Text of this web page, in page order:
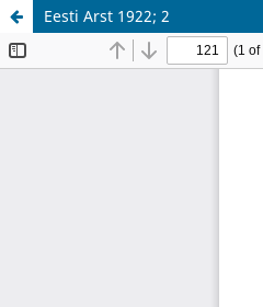
Eesti Arst 1922; 2